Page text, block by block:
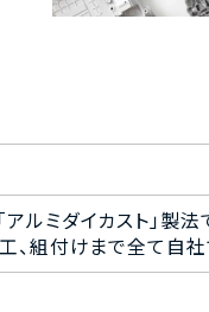
ルミダイカスト」製
、組付けまで全て自社